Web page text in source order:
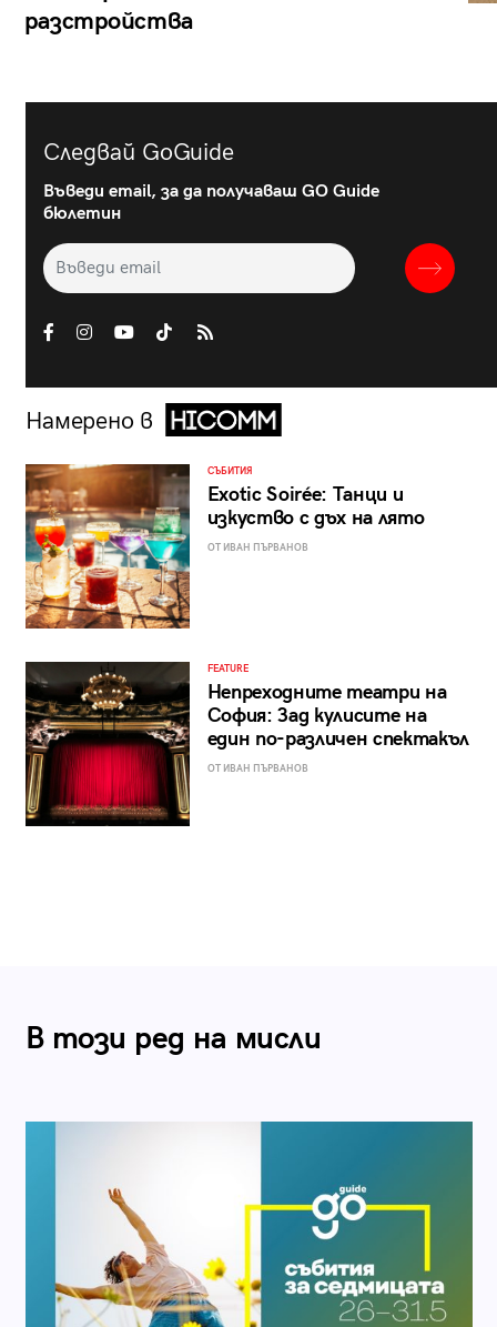
разстройства
Следвай GoGuide
Въведи email, за да получаваш GO Guide
бюлетин
Намерено в
СЪБИТИЯ
Exotic Soirée: Танци и
изкуство с дъх на лято
ОТ ИВАН ПЪРВАНОВ
FEATURE
Непреходните театри на
София: Зад кулисите на
един по-различен спектакъл
ОТ ИВАН ПЪРВАНОВ
В този ред на мисли